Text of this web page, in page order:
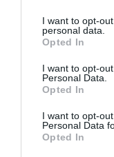
I want to opt-
personal data.
Opted In
I want to opt-
Personal Data.
Opted In
I want to opt-
Personal Data
Opted In
Μονοπάτι
6oς Γύρος
Τα αποτελέσματα